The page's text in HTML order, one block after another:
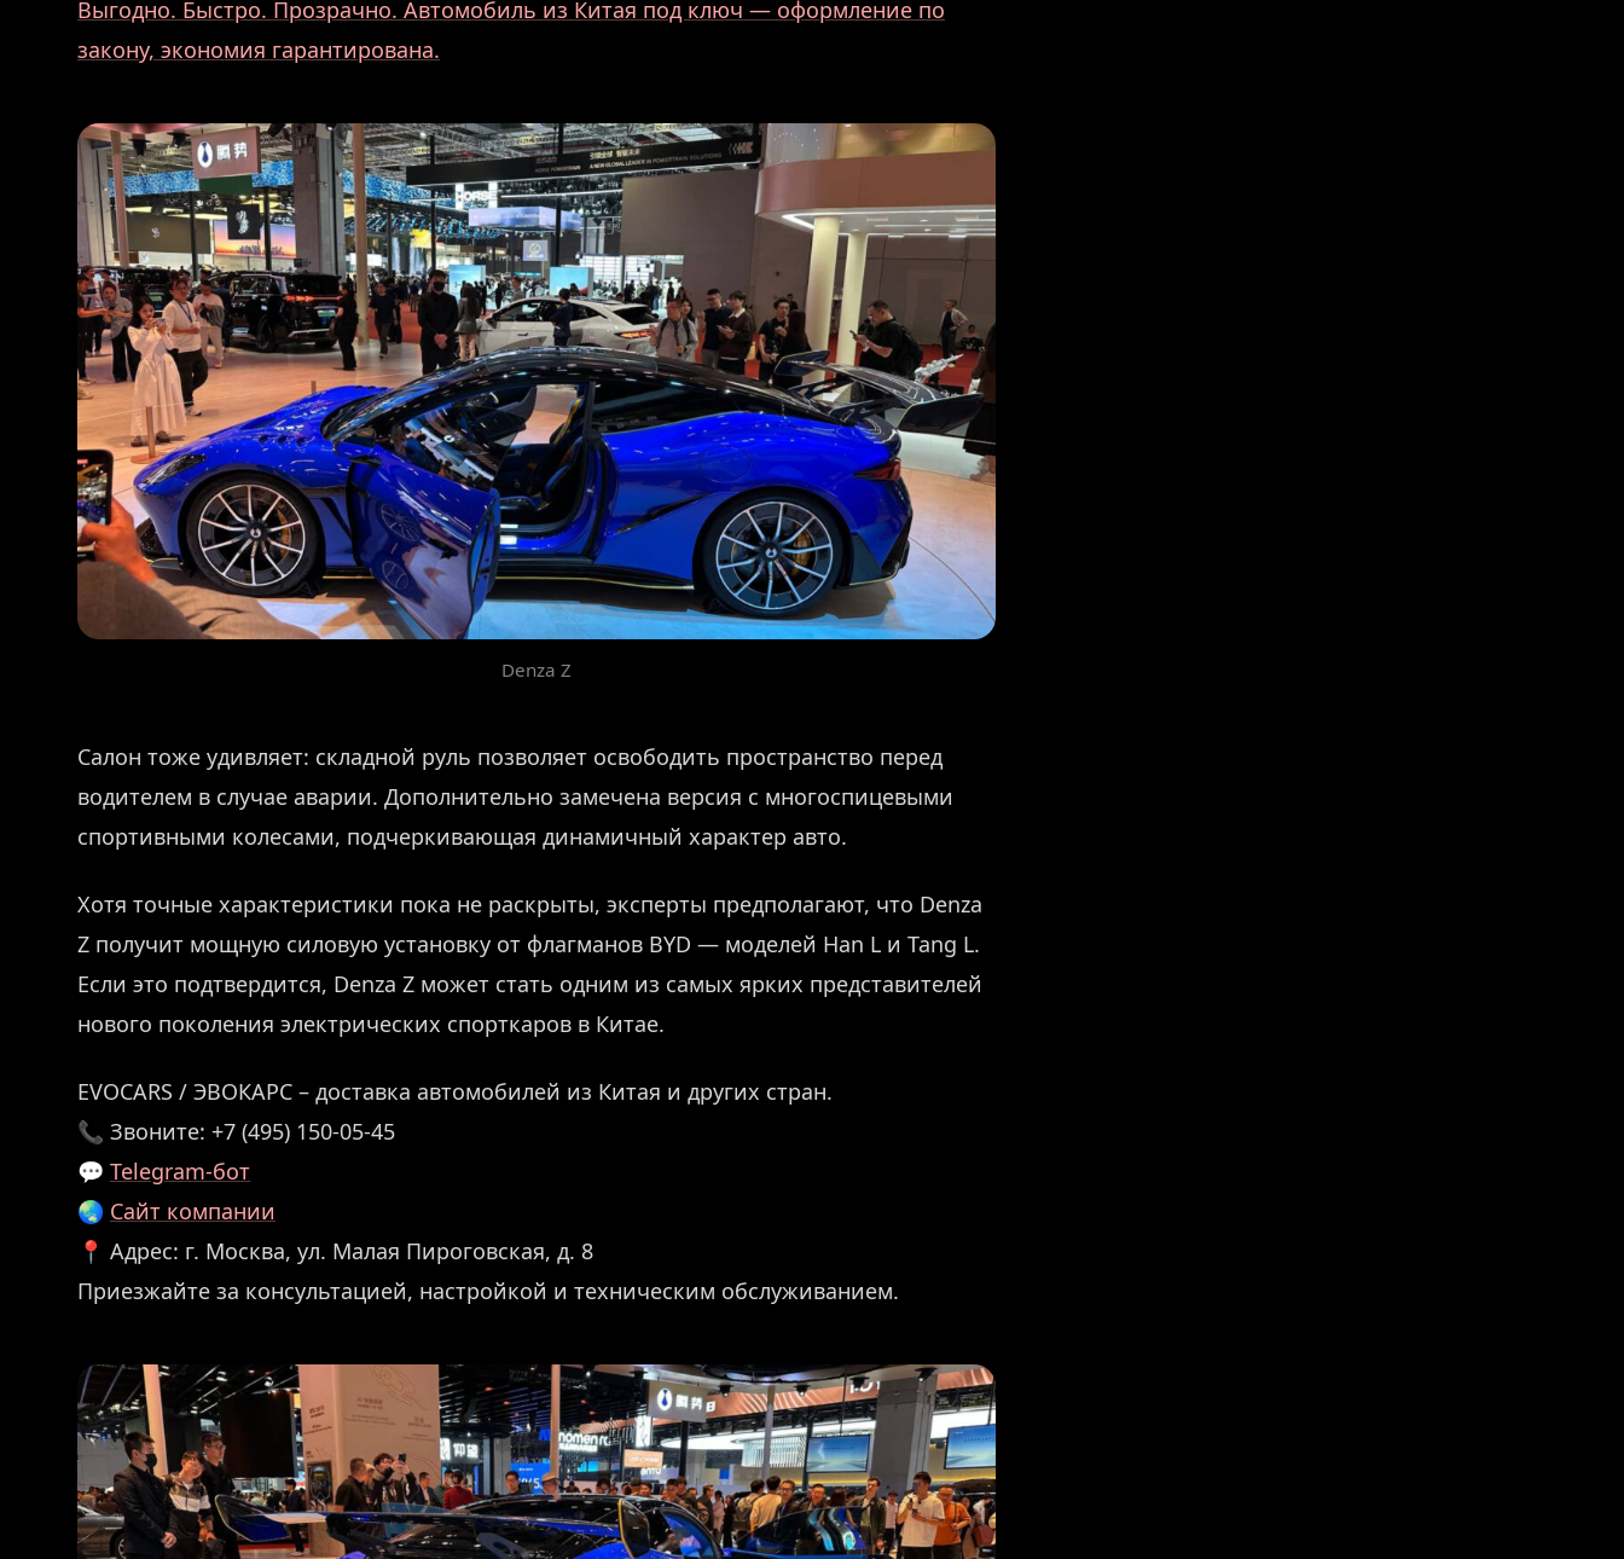
Выгодно. Быстро. Прозрачно. Автомобиль из Китая под ключ — оформление по
закону, экономия гарантирована.
Denza Z
Салон тоже удивляет: складной руль позволяет освободить пространство перед
водителем в случае аварии. Дополнительно замечена версия с многоспицевыми
спортивными колесами, подчеркивающая динамичный характер авто.
Хотя точные характеристики пока не раскрыты, эксперты предполагают, что Denza
Z получит мощную силовую установку от флагманов BYD — моделей Han L и Tang L.
Если это подтвердится, Denza Z может стать одним из самых ярких представителей
нового поколения электрических спорткаров в Китае.
EVOCARS / ЭВОКАРС – доставка автомобилей из Китая и других стран.
📞 Звоните: +7 (495) 150-05-45
💬 Telegram-бот
🌏 Сайт компании
📍 Адрес: г. Москва, ул. Малая Пироговская, д. 8
Приезжайте за консультацией, настройкой и техническим обслуживанием.